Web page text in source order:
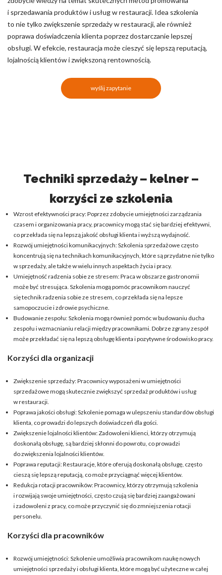
i sprzedawania produktów i usług w restauracji. Idea szkolenia
to nie tylko zwiększenie sprzedaży w restauracji, ale również
poprawa doświadczenia klienta poprzez dostarczanie lepszej
obsługi. W efekcie, restauracja może cieszyć się lepszą reputacją,
lojalnością klientów i zwiększoną rentownością.
wyślij zapytanie
Techniki sprzedaży – kelner –
korzyści ze szkolenia
Wzrost efektywności pracy: Poprzez zdobycie umiejętności zarządzania
czasem i organizowania pracy, pracownicy mogą stać się bardziej efektywni,
co przekłada się na lepszą jakość obsługi klienta i wyższą wydajność.
Rozwój umiejętności komunikacyjnych: Szkolenia sprzedażowe często
koncentrują się na technikach komunikacyjnych, które są przydatne nie tylko
w sprzedaży, ale także w wielu innych aspektach życia i pracy.
Umiejętność radzenia sobie ze stresem: Praca w obszarze gastronomii
może być stresująca. Szkolenia mogą pomóc pracownikom nauczyć
się technik radzenia sobie ze stresem, co przekłada się na lepsze
samopoczucie i zdrowie psychiczne.
Budowanie zespołu: Szkolenia mogą również pomóc w budowaniu ducha
zespołu i wzmacnianiu relacji między pracownikami. Dobrze zgrany zespół
może przekładać się na lepszą obsługę klienta i pozytywne środowisko pracy.
Korzyści dla organizacji
Zwiększenie sprzedaży: Pracownicy wyposażeni w umiejętności
sprzedażowe mogą skutecznie zwiększyć sprzedaż produktów i usług
w restauracji.
Poprawa jakości obsługi: Szkolenie pomaga w ulepszeniu standardów obsługi
klienta, co prowadzi do lepszych doświadczeń dla gości.
Zwiększenie lojalności klientów: Zadowoleni klienci, którzy otrzymują
doskonałą obsługę, są bardziej skłonni do powrotu, co prowadzi
do zwiększenia lojalności klientów.
Poprawa reputacji: Restauracje, które oferują doskonałą obsługę, często
cieszą się lepszą reputacją, co może przyciągnąć więcej klientów.
Redukcja rotacji pracowników: Pracownicy, którzy otrzymują szkolenia
i rozwijają swoje umiejętności, często czują się bardziej zaangażowani
i zadowoleni z pracy, co może przyczynić się do zmniejszenia rotacji
personelu.
Korzyści dla pracowników
Rozwój umiejętności: Szkolenie umożliwia pracownikom naukę nowych
umiejętności sprzedaży i obsługi klienta, które mogą być użyteczne w całej